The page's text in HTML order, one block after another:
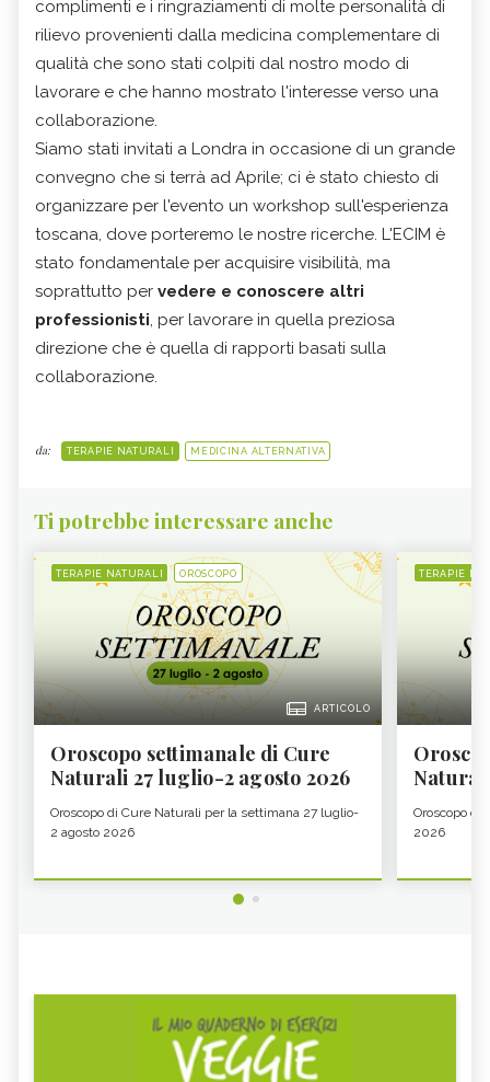
complimenti e i ringraziamenti di molte personalità di
rilievo provenienti dalla medicina complementare di
qualità che sono stati colpiti dal nostro modo di
lavorare e che hanno mostrato l'interesse verso una
collaborazione.
Siamo stati invitati a Londra in occasione di un grande
convegno che si terrà ad Aprile; ci è stato chiesto di
organizzare per l'evento un workshop sull'esperienza
toscana, dove porteremo le nostre ricerche. L'ECIM è
stato fondamentale per acquisire visibilità, ma
soprattutto per vedere e conoscere altri
professionisti, per lavorare in quella preziosa
direzione che è quella di rapporti basati sulla
collaborazione.
da: TERAPIE NATURALI MEDICINA ALTERNATIVA
Ti potrebbe interessare anche
TERAPIE NATURALI OROSCOPO
ARTICOLO
Oroscopo settimanale di Cure
Naturali 27 luglio-2 agosto 2026
Oroscopo di Cure Naturali per la settimana 27 luglio-
2 agosto 2026
TERAPIE
Oroscopo di
2026